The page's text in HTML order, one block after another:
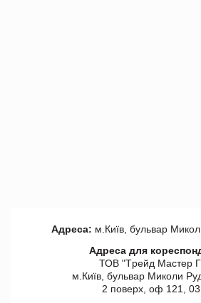
Адреса: м.Київ, бульвар
Адреса для
ТОВ "Tрейд Мастер
м.Київ, бульвар Миколи
2 поверх, оф 121,